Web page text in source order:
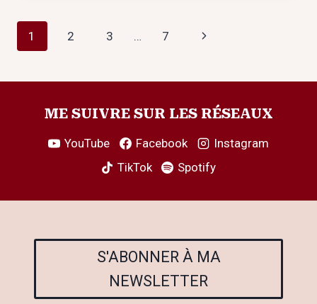
PERDRE
DE
INDÉPENDANCE
18
AU
Navigation
1 2 3 … 7
Page
ME SUIVRE SUR LES RÉSEAUX
YouTube Facebook
Instagram
TikTok
Spotify
S'ABONNER À MA
NEWSLETTER